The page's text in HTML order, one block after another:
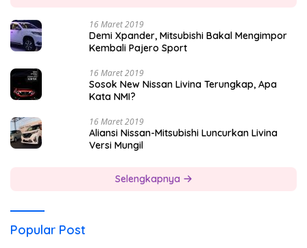
16 Maret 2019
Demi Xpander, Mitsubishi Bakal Mengimpor
Kembali Pajero Sport
16 Maret 2019
Sosok New Nissan Livina Terungkap, Apa
Kata NMI?
16 Maret 2019
Aliansi Nissan-Mitsubishi Luncurkan Livina
Versi Mungil
Selengkapnya
Popular Post